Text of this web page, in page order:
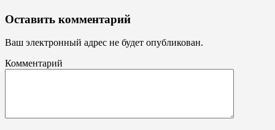
Оставить комментарий
Ваш электронный адрес не будет опубликован.
Комментарий